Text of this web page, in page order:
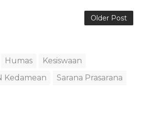
Older Post
Humas
Kesiswaan
Kedamean Sarana Prasarana